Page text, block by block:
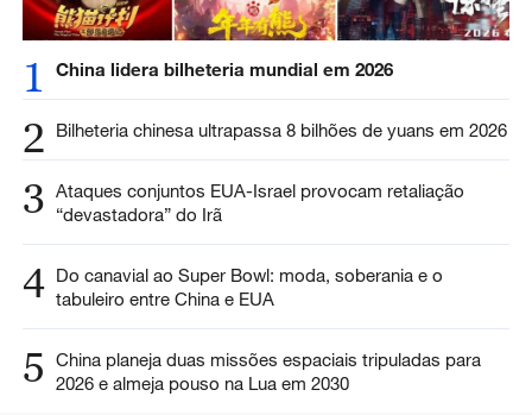
1 China lidera bilheteria mundial em 2026
2 Bilheteria chinesa ultrapassa 8 bilhões de yuans em 2026
3 Ataques conjuntos EUA-Israel provocam retaliação
“devastadora” do Irã
4 Do canavial ao Super Bowl: moda, soberania e o
tabuleiro entre China e EUA
5
China planeja duas missões espaciais tripuladas para
2026 e almeja pouso na Lua em 2030